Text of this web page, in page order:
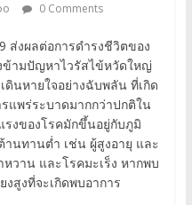
0 Comments
ส่งผลต่อการดำรงชีวิตของ
ามปัญหาไวรัสไข้หวัดใหญ่
ดินหายใจอย่างฉับพลัน ที่เกิด
แพร่ระบาดมากกว่าปกติใน
งของโรคมักขึ้นอยู่กับภูมิ
นทานต่ำ เช่น ผู้สูงอายุ และ
หวาน และโรคมะเร็ง หากพบ
สูงที่จะเกิดพบอาการ